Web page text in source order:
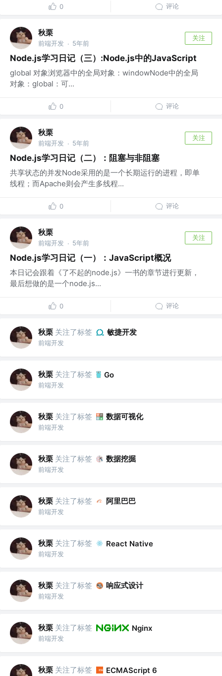
0 评论
秋栗
前端开发 · 5年前
关注
Node.js学习日记（三）:Node.js中的JavaScript
global 对象浏览器中的全局对象：windowNode中的全局
对象：global：可...
0 评论
秋栗
前端开发 · 5年前
关注
Node.js学习日记（二）：阻塞与非阻塞
共享状态的并发Node采用的是一个长期运行的进程，即单
线程；而Apache则会产生多线程...
0 评论
秋栗
前端开发 · 5年前
关注
Node.js学习日记（一）：JavaScript概况
本日记会跟着《了不起的node.js》一书的章节进行更新，
最后想做的是一个node.js...
0 评论
秋栗 关注了标签 敏捷开发
前端开发
秋栗 关注了标签 Go
前端开发
秋栗 关注了标签 数据可视化
前端开发
秋栗 关注了标签 数据挖掘
前端开发
秋栗 关注了标签 阿里巴巴
前端开发
秋栗 关注了标签 React Native
前端开发
秋栗 关注了标签 响应式设计
前端开发
秋栗 关注了标签 Nginx
前端开发
秋栗 关注了标签 ECMAScript 6